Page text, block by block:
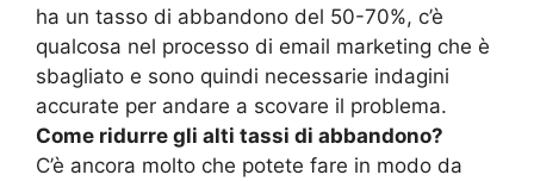
ha un tasso di abbandono del 50-70%, c’è
qualcosa nel processo di email marketing che è
sbagliato e sono quindi necessarie indagini
accurate per andare a scovare il problema.
Come ridurre gli alti tassi di abbandono?
C’è ancora molto che potete fare in modo da